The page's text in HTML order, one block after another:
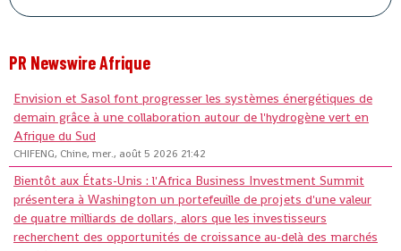
PR Newswire Afrique
Envision et Sasol font progresser les systèmes énergétiques de
demain grâce à une collaboration autour de l'hydrogène vert en
Afrique du Sud
CHIFENG, Chine, mer., août 5 2026 21:42
Bientôt aux États-Unis : l'Africa Business Investment Summit
présentera à Washington un portefeuille de projets d'une valeur
de quatre milliards de dollars, alors que les investisseurs
recherchent des opportunités de croissance au-delà des marchés